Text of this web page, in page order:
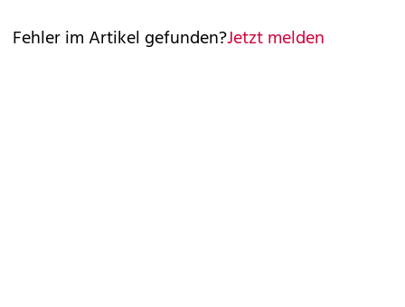
Fehler im Artikel gefunden?Jetzt melden